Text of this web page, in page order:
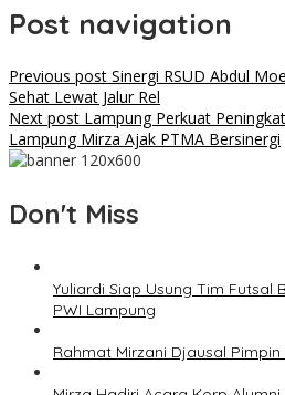
Post navigation
Previous post Sinergi RSUD Abdul
Sehat Lewat Jalur Rel
Next post Lampung Perkuat
Lampung Mirza Ajak PTMA Bersinergi
Don't Miss
Yuliardi Siap Usung Tim Futsal
PWI Lampung
Rahmat Mirzani Djausal Pimpin